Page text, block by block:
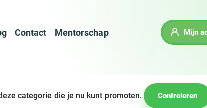
Contact Mentorschap Mijn
categorie die je nu kunt promoten. Controleren